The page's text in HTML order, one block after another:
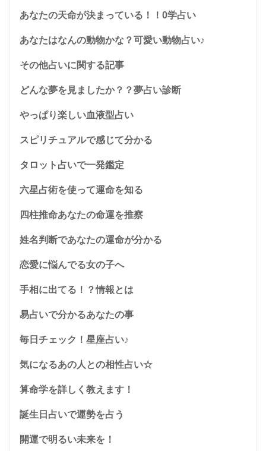
あなたの天命が決まっている！！0学占い
あなたはなんの動物かな？可愛い動物占い♪
その他占いに関する記事
どんな夢を見ましたか？？夢占い診断
やっぱり楽しい血液型占い
スピリチュアルで感じて分かる
タロット占いで一発鑑定
六星占術を使って運命を知る
四柱推命あなたの命運を推察
姓名判断であなたの運命が分かる
恋愛に悩んでる女の子へ
手相に出てる！？情報とは
易占いで分かるあなたの事
毎日チェック！星座占い♪
気になるあの人との相性占い☆
算命学を詳しく教えます！
誕生日占いで運勢を占う
開運で明るい未来を！